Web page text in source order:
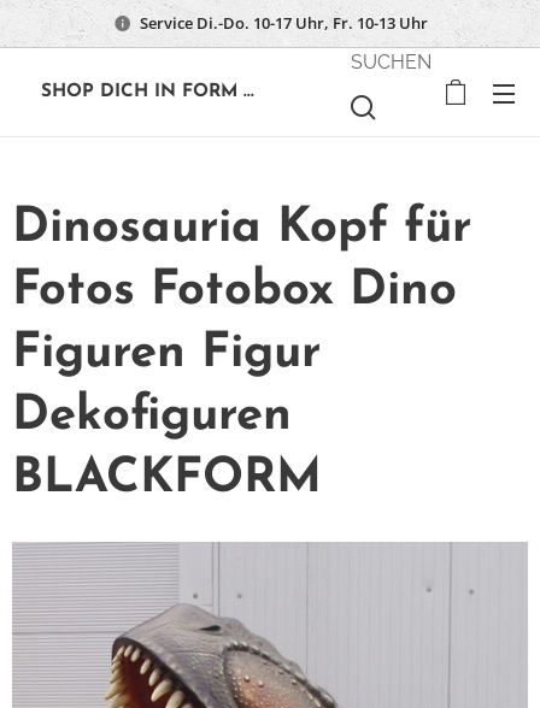
Service Di.-Do. 10-17 Uhr, Fr. 10-13 Uhr
SHOP DICH IN FORM ...
SUCHEN
Dinosauria Kopf für
Fotos Fotobox Dino
Figuren Figur
Dekofiguren
BLACKFORM